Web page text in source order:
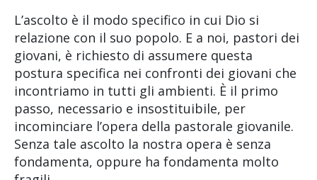
L’ascolto è il modo specifico in cui Dio si
relazione con il suo popolo. E a noi, pastori dei
giovani, è richiesto di assumere questa
postura specifica nei confronti dei giovani che
incontriamo in tutti gli ambienti. È il primo
passo, necessario e insostituibile, per
incominciare l’opera della pastorale giovanile.
Senza tale ascolto la nostra opera è senza
fondamenta, oppure ha fondamenta molto